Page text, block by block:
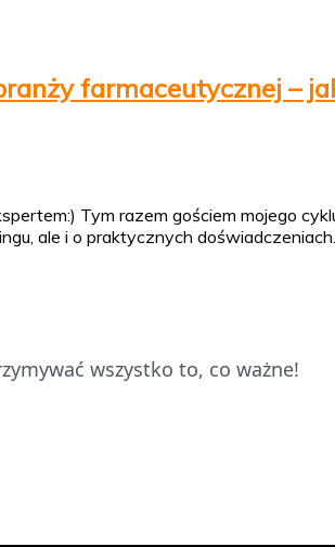
farmaceutycznej –
Tym razem gościem mojego
ale i o praktycznych
wszystko to, co ważne!